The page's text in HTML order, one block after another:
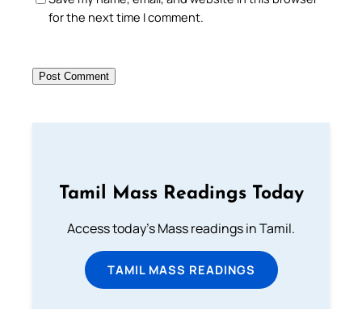
for the next time I comment.
Tamil Mass Readings Today
Access today's Mass readings in Tamil.
TAMIL MASS READINGS